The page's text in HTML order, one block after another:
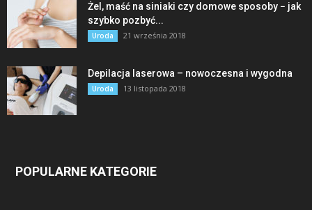
Żel, maść na siniaki czy domowe sposoby − jak
szybko pozbyć...
Uroda 21 września 2018
Depilacja laserowa – nowoczesna i wygodna
Uroda 13 listopada 2018
POPULARNE KATEGORIE